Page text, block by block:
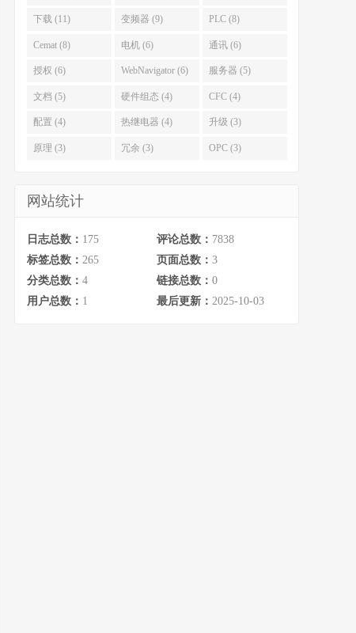
下载 (11) 变频器 (9) PLC (8)
Cemat (8) 电机 (6) 通讯 (6)
授权 (6) WebNavigator (6) 服务器 (5)
文档 (5) 硬件组态 (4) CFC (4)
配置 (4) 热继电器 (4) 升级 (3)
原理 (3) 冗余 (3) OPC (3)
网站统计
日志总数： 175 评论总数： 7838
标签总数： 265 页面总数： 3
分类总数： 4 链接总数： 0
用户总数： 1 最后更新： 2025-10-03